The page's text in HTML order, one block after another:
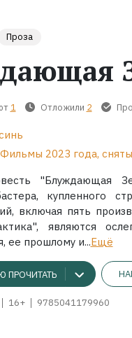
Проза
1 Отложили 2
Фильмы 2023 года,
"Блуждающая
купленного
включая пять
являются
ее прошлому и...Ещё
ПРОЧИТАТЬ
16+ 9785041179960